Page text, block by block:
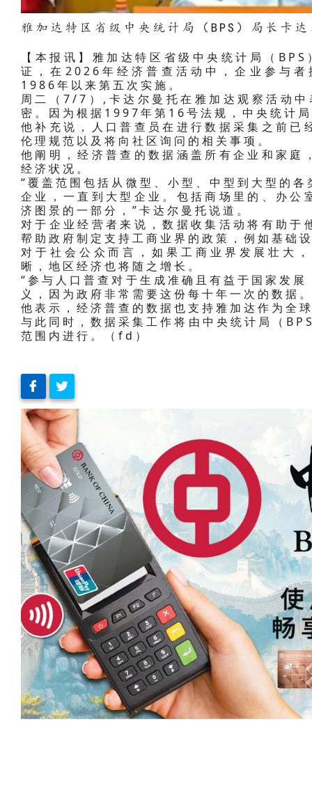
雅加达特区省级中央统计局（BPS）局长卡
【本报讯】雅加达特区省级中央统计局（
证，在2026年经济普查活动中，企业参与
1986年以来第五次实施。
周二（7/7）,卡达尔曼托在雅加达观察活动
密。因为根据1997年第16号法规，中央统计
他补充说，人口普查员在进行数据采集之前
伦理规范以及将向社区询问的相关事项。
他阐明，经济普查的数据涵盖所有企业和家
经济状况。
“覆盖范围包括从微型、小型、中型到大型的
企业，一直到大型企业。包括商场里的、办
济图景的一部分，”卡达尔曼托说道。
对于企业经营者来说，数据收集活动将有助
帮助政府制定支持工商业界的政策，例如基础
对于社会公众而言，如果工商业界发展壮大
晰，地区经济也将随之增长。
“参与人口普查对于生成准确且有益于国家发
义，因为政府非常需要这份每十年一次的数据
他表示，经济普查的数据也支持雅加达作为全
与此同时，数据采集工作将由中央统计局（
范围内进行。（fd）